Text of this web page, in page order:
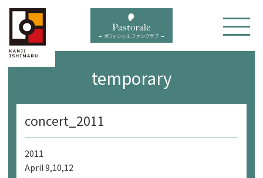
menu オフィシャル ファンクラブ
temporary
concert_2011
2011
April 9,10,12